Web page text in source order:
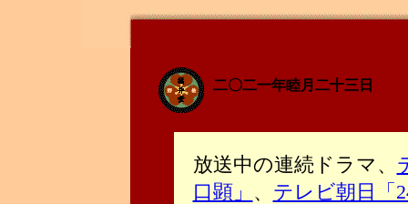
二〇二一年睦月二十三日
放送中の連続ドラマ、
口顕」 、 テレビ朝日「